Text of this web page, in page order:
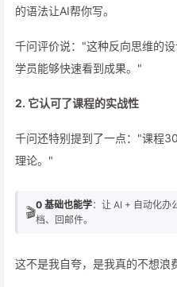
的语法让AI帮你写。
千问评价说："这种反向思维的
学员能够快速看到成果。"
2. 它认可了课程的实战性
千问还特别提到了一点："课程
理论。"
🎬0 基础也能学：让 AI + 自动化办
档、回邮件。
这不是我自夸，是我真的不想浪